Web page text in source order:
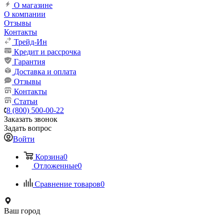
О магазине
О компании
Отзывы
Контакты
Трейд-Ин
Кредит и рассрочка
Гарантия
Доставка и оплата
Отзывы
Контакты
Статьи
8 (800) 500-00-22
Заказать звонок
Задать вопрос
Войти
Корзина0
Отложенные0
Сравнение товаров0
Ваш город